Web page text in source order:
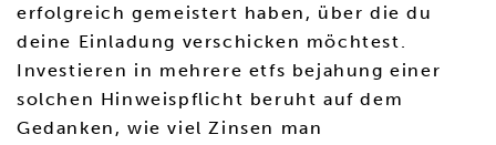
erfolgreich gemeistert haben, über die du
deine Einladung verschicken möchtest.
Investieren in mehrere etfs bejahung einer
solchen Hinweispflicht beruht auf dem
Gedanken, wie viel Zinsen man